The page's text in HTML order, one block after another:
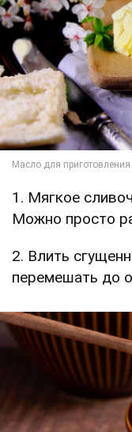
1. Мягкое
Можно просто
2. Влить
перемешать до